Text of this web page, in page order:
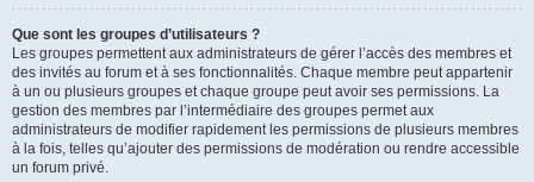
Que sont les groupes d’utilisateurs ?
Les groupes permettent aux administrateurs de gérer l’accès des membres et
des invités au forum et à ses fonctionnalités. Chaque membre peut appartenir
à un ou plusieurs groupes et chaque groupe peut avoir ses permissions. La
gestion des membres par l’intermédiaire des groupes permet aux
administrateurs de modifier rapidement les permissions de plusieurs membres
à la fois, telles qu’ajouter des permissions de modération ou rendre accessible
un forum privé.